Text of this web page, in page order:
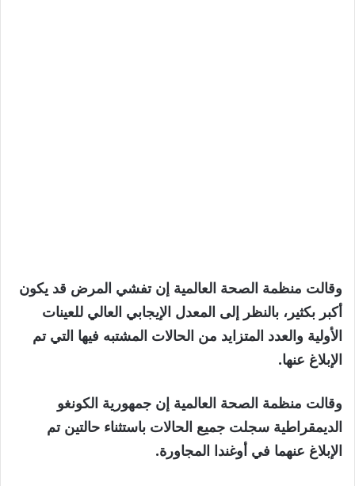
وقالت منظمة الصحة العالمية إن تفشي المرض قد يكون
أكبر بكثير، بالنظر إلى المعدل الإيجابي العالي للعينات
الأولية والعدد المتزايد من الحالات المشتبه فيها التي تم
الإبلاغ عنها.
وقالت منظمة الصحة العالمية إن جمهورية الكونغو
الديمقراطية سجلت جميع الحالات باستثناء حالتين تم
الإبلاغ عنهما في أوغندا المجاورة.